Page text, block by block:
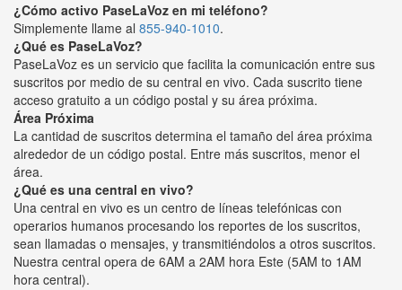
¿Cómo activo PaseLaVoz en mi teléfono?
Simplemente llame al 855-940-1010.
¿Qué es PaseLaVoz?
PaseLaVoz es un servicio que facilita la comunicación entre sus
suscritos por medio de su central en vivo. Cada suscrito tiene
acceso gratuito a un código postal y su área próxima.
Área Próxima
La cantidad de suscritos determina el tamaño del área próxima
alrededor de un código postal. Entre más suscritos, menor el
área.
¿Qué es una central en vivo?
Una central en vivo es un centro de líneas telefónicas con
operarios humanos procesando los reportes de los suscritos,
sean llamadas o mensajes, y transmitiéndolos a otros suscritos.
Nuestra central opera de 6AM a 2AM hora Este (5AM to 1AM
hora central).